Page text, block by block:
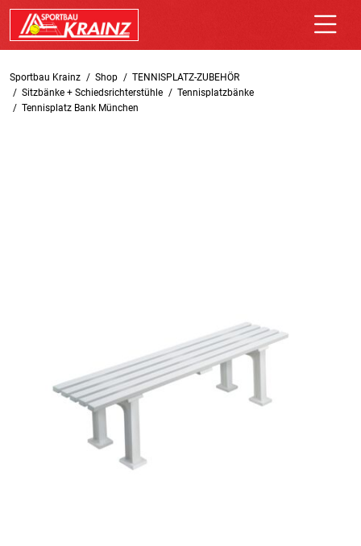
Sportbau Krainz Shop
TENNISPLATZ-ZUBEHÖR
Sitzbänke + Schiedsrichterstühle
Tennisplatzbänke
Tennisplatz Bank München